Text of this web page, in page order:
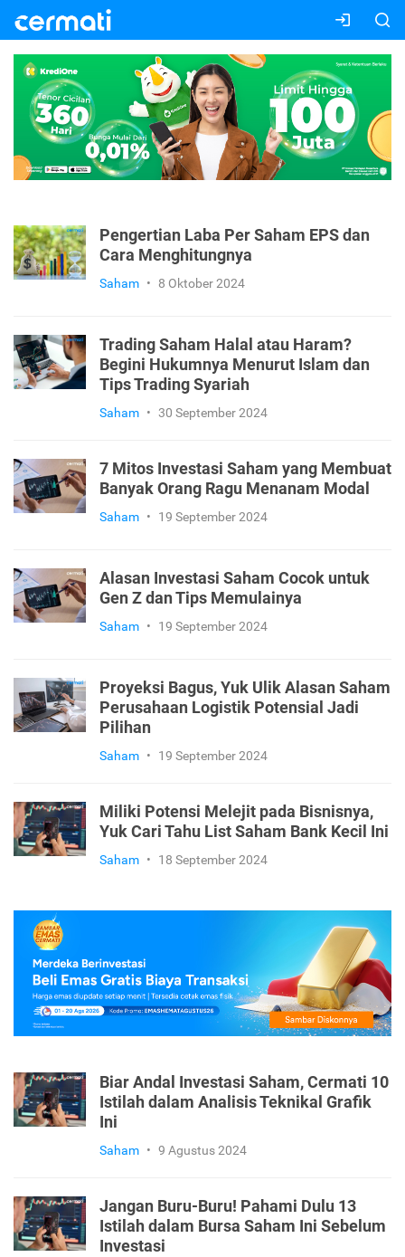
Pengertian Laba Per Saham EPS dan
Cara Menghitungnya
Saham • 8 Oktober 2024
Trading Saham Halal atau Haram?
Begini Hukumnya Menurut Islam dan
Tips Trading Syariah
Saham • 30 September 2024
7 Mitos Investasi Saham yang Membuat
Banyak Orang Ragu Menanam Modal
Saham • 19 September 2024
Alasan Investasi Saham Cocok untuk
Gen Z dan Tips Memulainya
Saham • 19 September 2024
Proyeksi Bagus, Yuk Ulik Alasan Saham
Perusahaan Logistik Potensial Jadi
Pilihan
Saham • 19 September 2024
Miliki Potensi Melejit pada Bisnisnya,
Yuk Cari Tahu List Saham Bank Kecil Ini
Saham • 18 September 2024
Biar Andal Investasi Saham, Cermati 10
Istilah dalam Analisis Teknikal Grafik
Ini
Saham • 9 Agustus 2024
Jangan Buru-Buru! Pahami Dulu 13
Istilah dalam Bursa Saham Ini Sebelum
Investasi